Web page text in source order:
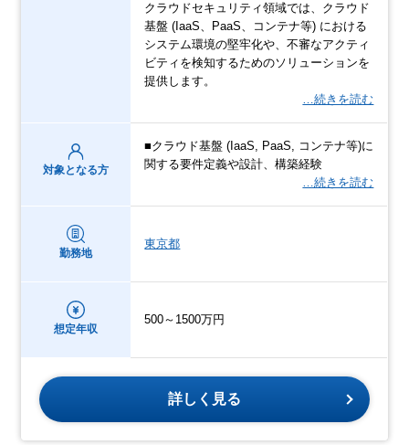
クラウドセキュリティ領域では、クラウド
基盤 (IaaS、PaaS、コンテナ等) における
システム環境の堅牢化や、不審なアクティ
ビティを検知するためのソリューションを
提供します。
…続きを読む
対象となる方
■クラウド基盤 (IaaS, PaaS, コンテナ等)に
関する要件定義や設計、構築経験
…続きを読む
勤務地
東京都
想定年収
500～1500万円
詳しく見る